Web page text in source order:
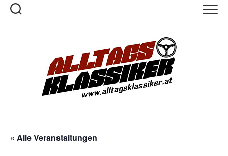
Skip
« Alle Veranstaltungen